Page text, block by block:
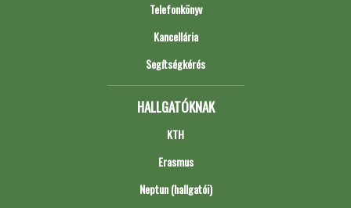
Telefonkönyv
Kancellária
Segítségkérés
HALLGATÓKNAK
KTH
Erasmus
Neptun (hallgatói)